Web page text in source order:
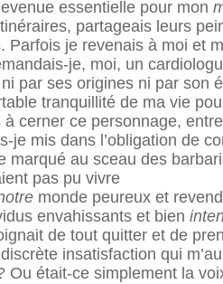
essentielle pour mon
partageais leurs
Parfois je revenais à moi et
je, moi, un
par ses origines ni par son
tranquillité de ma vie
à cerner ce personnage,
je mis dans l’obligation de
marqué au sceau des
pas pu vivre
monde peureux et
envahissants et bien
de tout quitter et de
discrète insatisfaction qui
Ou était-ce simplement la